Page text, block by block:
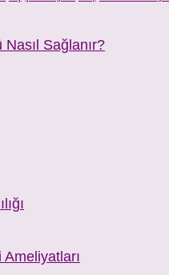
Sağlanır?